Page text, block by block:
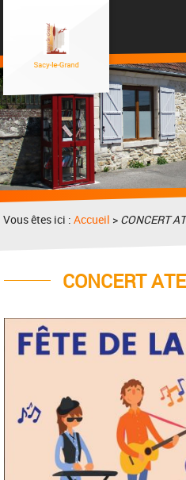
Vous êtes ici :Accueil > CONCERT
CONCERT